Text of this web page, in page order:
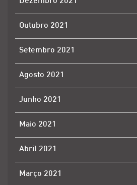
Outubro 2021
Setembro 2021
Agosto 2021
Junho 2021
Maio 2021
Abril 2021
Março 2021